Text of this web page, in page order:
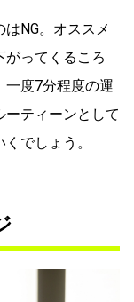
NG。オススメ
がってくるころ
一度7分程度の運
ティーンとして
でしょう。